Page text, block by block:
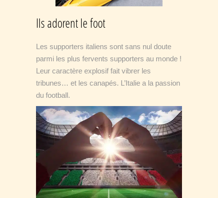
Ils adorent le foot
Les supporters italiens sont sans nul doute
parmi les plus fervents supporters au monde !
Leur caractère explosif fait vibrer les
tribunes… et les canapés. L’Italie a la passion
du football.